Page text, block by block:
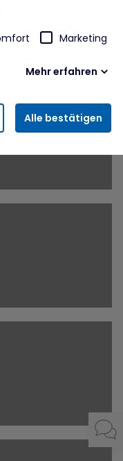
Marketing
Mehr erfahren
von
für den
werden. Darunter fällt
einem erneuten
unserer Dienste
Suchergebnisse,
können wir Ihnen
genau auf Ihr
Alle bestätigen